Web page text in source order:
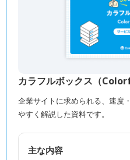
カラフルボックス（
企業サイトに求められる、速度
やすく解説した資料です。
主な内容